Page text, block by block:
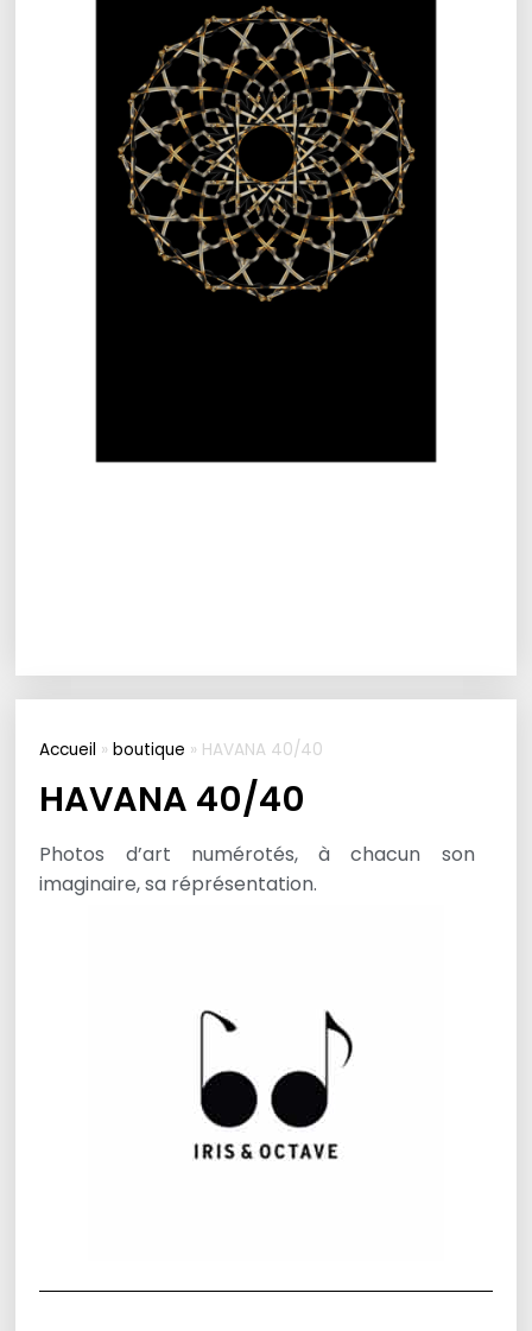
Accueil »boutique » HAVANA 40/40
HAVANA 40/40
Photos d’art numérotés, à chacun son
imaginaire, sa réprésentation.